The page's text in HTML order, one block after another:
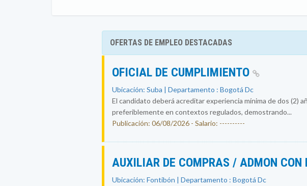
OFERTAS DE EMPLEO DESTACADAS
OFICIAL DE CUMPLIMIENTO
Ubicación: Suba | Departamento : Bogotá Dc
El candidato deberá acreditar experiencia mínima de dos (2)
preferiblemente en contextos regulados, demostrando...
Publicación: 06/08/2026 - Salario: ----------
AUXILIAR DE COMPRAS / ADMON CON
Ubicación: Fontibón | Departamento : Bogotá Dc